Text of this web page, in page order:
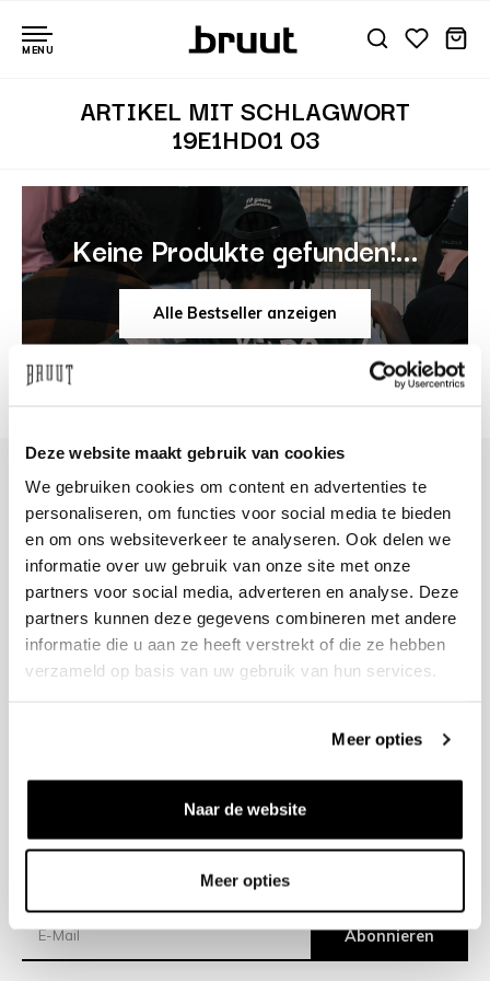
Deze website maakt gebruik van cookies
We gebruiken cookies om content en advertenties te
personaliseren, om functies voor social media te bieden
en om ons websiteverkeer te analyseren. Ook delen we
informatie over uw gebruik van onze site met onze
partners voor social media, adverteren en analyse. Deze
partners kunnen deze gegevens combineren met andere
informatie die u aan ze heeft verstrekt of die ze hebben
verzameld op basis van uw gebruik van hun services.
Meer opties
Naar de website
Meer opties
MENU
ARTIKEL MIT SCHLAGWORT
19E1HD01 03
Keine Produkte gefunden!...
Alle Bestseller anzeigen
+31 23 205 2006
info@bruut.nl
Kontakt Formular
Öffnen 12:00 - 18:00
ÖFFNUNGSZEITEN ANZEIGEN
Versand
Abonnieren